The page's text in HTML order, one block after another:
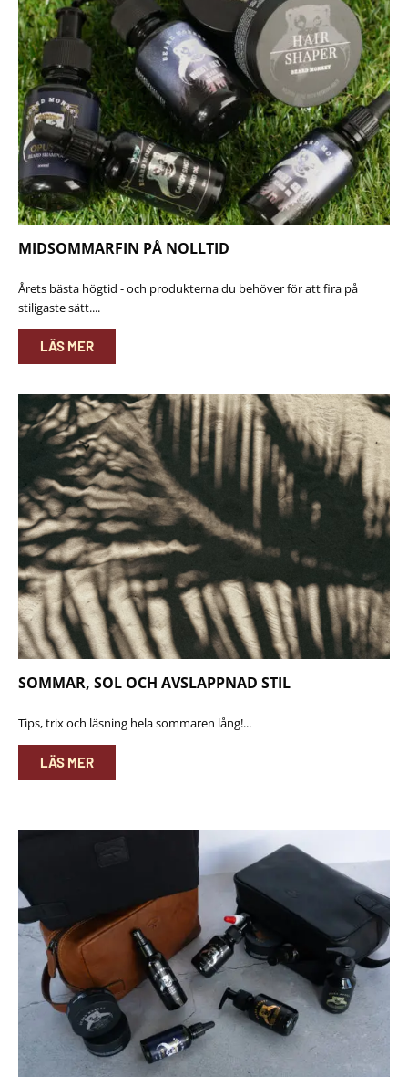
MIDSOMMARFIN PÅ NOLLTID
Årets bästa högtid - och produkterna du behöver för att fira på
stiligaste sätt....
LÄS MER
SOMMAR, SOL OCH AVSLAPPNAD STIL
Tips, trix och läsning hela sommaren lång!...
LÄS MER